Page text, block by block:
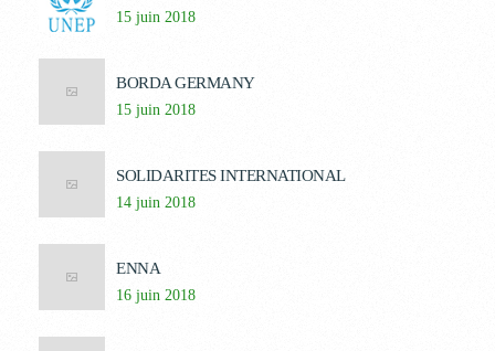
15 juin 2018
BORDA GERMANY
15 juin 2018
SOLIDARITES INTERNATIONAL
14 juin 2018
ENNA
16 juin 2018